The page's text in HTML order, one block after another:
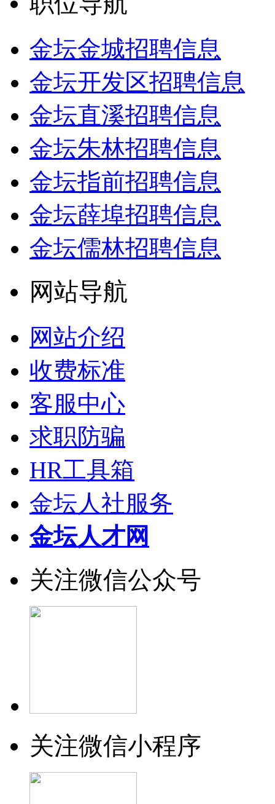
金坛金城招聘信息
金坛开发区招聘信息
金坛直溪招聘信息
金坛朱林招聘信息
金坛指前招聘信息
金坛薛埠招聘信息
金坛儒林招聘信息
网站导航
网站介绍
收费标准
客服中心
求职防骗
HR工具箱
金坛人社服务
金坛人才网
关注微信公众号
关注微信小程序